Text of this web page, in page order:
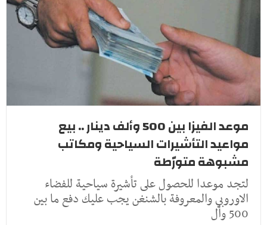
موعد الفيزا بين 500 وألف دينار .. بيع
مواعيد التأشيرات السياحية ومكاتب
مشبوهة متورّطة
لتجد موعدا للحصول على تأشيرة سياحية للفضاء
الاوروبي والمعروفة بالشنغن يجب عليك دفع ما بين
500 وأل